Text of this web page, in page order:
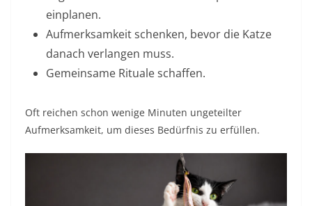
einplanen.
Aufmerksamkeit schenken, bevor die Katze
danach verlangen muss.
Gemeinsame Rituale schaffen.
Oft reichen schon wenige Minuten ungeteilter
Aufmerksamkeit, um dieses Bedürfnis zu erfüllen.